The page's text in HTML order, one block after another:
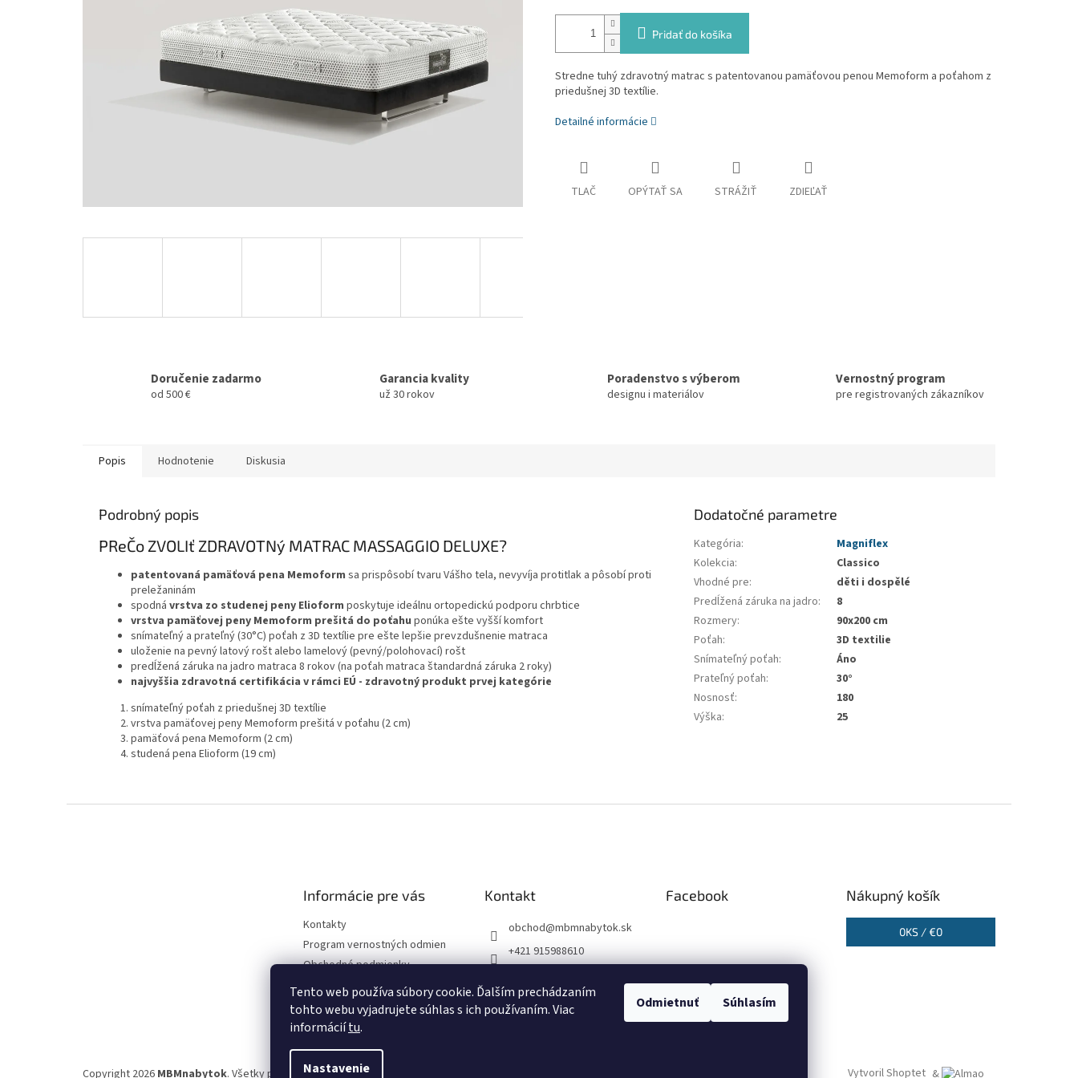
Tento web používa súbory cookie. Ďalším prechádzaním
tohto webu vyjadrujete súhlas s ich používaním. Viac
informáciítu.
Nastavenie
Odmietnuť Súhlasím
Pridať do košíka
Stredne tuhý zdravotný matrac s patentovanou pamäťovou penou Memoform a poťahom z
priedušnej 3D textílie.
Detailné informácie
TLAČ OPÝTAŤ SA STRÁŽIŤ ZDIEĽAŤ
Doručenie zadarmo
od 500 €
Garancia kvality
už 30 rokov
Poradenstvo s výberom
designu i materiálov
Vernostný program
pre registrovaných zákazníkov
Popis Hodnotenie Diskusia
Podrobný popis
PReČo ZVOLIť ZDRAVOTNý MATRAC MASSAGGIO DELUXE?
patentovaná pamäťová pena Memoform sa prispôsobí tvaru Vášho tela, nevyvíja protitlak a pôsobí proti
preležaninám
spodná vrstva zo studenej peny Elioform poskytuje ideálnu ortopedickú podporu chrbtice
vrstva pamäťovej peny Memoform prešitá do poťahu ponúka ešte vyšší komfort
snímateľný a prateľný (30°C) poťah z 3D textílie pre ešte lepšie prevzdušnenie matraca
uloženie na pevný latový rošt alebo lamelový (pevný/polohovací) rošt
predĺžená záruka na jadro matraca 8 rokov (na poťah matraca štandardná záruka 2 roky)
najvyššia zdravotná certifikácia v rámci EÚ - zdravotný produkt prvej kategórie
snímateľný poťah z priedušnej 3D textílie
vrstva pamäťovej peny Memoform prešitá v poťahu (2 cm)
pamäťová pena Memoform (2 cm)
studená pena Elioform (19 cm)
Dodatočné parametre
Kategória:
Magniflex
Kolekcia:
Classico
Vhodné pre:
děti i dospělé
Predĺžená záruka na jadro:
8
Rozmery:
90x200 cm
Poťah:
3D textilie
Snímateľný poťah:
Áno
Prateľný poťah:
30°
Nosnosť:
180
Výška: 25
Informácie pre vás
Kontakty
Program vernostných odmien
Obchodné podmienky
Podmienky ochrany osobných
údajov
Kontakt
obchod@mbmnabytok.sk
+421 915988610
MBMnabytok
Facebook Nákupný košík
0KS /€0
Vytvoril Shoptet &
Copyright 2026 MBMnabytok. Všetky práva vyhradené.